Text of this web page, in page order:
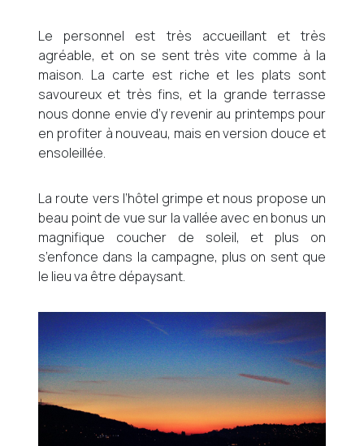
Le personnel est très accueillant et très
agréable, et on se sent très vite comme à la
maison. La carte est riche et les plats sont
savoureux et très fins, et la grande terrasse
nous donne envie d’y revenir au printemps pour
en profiter à nouveau, mais en version douce et
ensoleillée.
La route vers l’hôtel grimpe et nous propose un
beau point de vue sur la vallée avec en bonus un
magnifique coucher de soleil, et plus on
s’enfonce dans la campagne, plus on sent que
le lieu va être dépaysant.